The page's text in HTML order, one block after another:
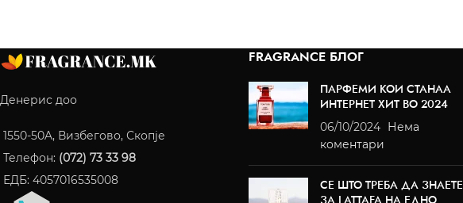
Денерис доо
1550-50A, Визбегово, Скопје
Телефон: (072) 73 33 98
ЕДБ: 4057016535008
FRAGRANCE БЛОГ
ПАРФЕМИ КОИ СТАНАА
ИНТЕРНЕТ ХИТ ВО 2024
06/10/2024 Нема
коментари
СЕ ШТО ТРЕБА ДА ЗНАЕТЕ
ЗА LATTAFA НА ЕДНО